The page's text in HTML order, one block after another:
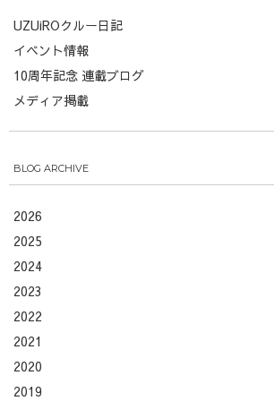
UZUiROクルー日記
イベント情報
10周年記念 連載ブログ
メディア掲載
BLOG ARCHIVE
2026
2025
2024
2023
2022
2021
2020
2019